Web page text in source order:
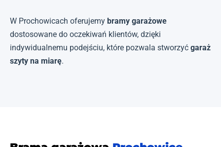
W Prochowicach oferujemy bramy garażowe
dostosowane do oczekiwań klientów, dzięki
indywidualnemu podejściu, które pozwala stworzyć garaż
szyty na miarę.